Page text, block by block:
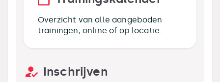
Overzicht van alle aangeboden
trainingen, online of op locatie.
Inschrijven